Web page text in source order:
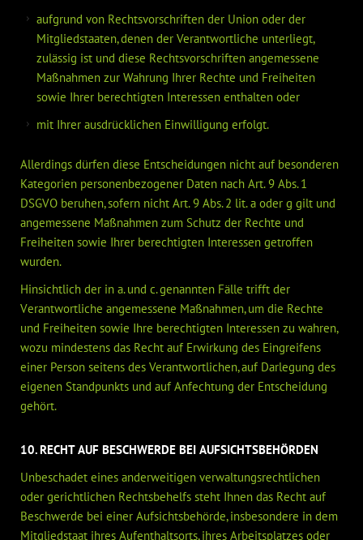
aufgrund von Rechtsvorschriften der Union oder der
Mitgliedstaaten, denen der Verantwortliche unterliegt,
zulässig ist und diese Rechtsvorschriften angemessene
Maßnahmen zur Wahrung Ihrer Rechte und Freiheiten
sowie Ihrer berechtigten Interessen enthalten oder
mit Ihrer ausdrücklichen Einwilligung erfolgt.
Allerdings dürfen diese Entscheidungen nicht auf besonderen
Kategorien personenbezogener Daten nach Art. 9 Abs. 1
DSGVO beruhen, sofern nicht Art. 9 Abs. 2 lit. a oder g gilt und
angemessene Maßnahmen zum Schutz der Rechte und
Freiheiten sowie Ihrer berechtigten Interessen getroffen
wurden.
Hinsichtlich der in a. und c. genannten Fälle trifft der
Verantwortliche angemessene Maßnahmen, um die Rechte
und Freiheiten sowie Ihre berechtigten Interessen zu wahren,
wozu mindestens das Recht auf Erwirkung des Eingreifens
einer Person seitens des Verantwortlichen, auf Darlegung des
eigenen Standpunkts und auf Anfechtung der Entscheidung
gehört.
10. RECHT AUF BESCHWERDE BEI AUFSICHTSBEHÖRDEN
Unbeschadet eines anderweitigen verwaltungsrechtlichen
oder gerichtlichen Rechtsbehelfs steht Ihnen das Recht auf
Beschwerde bei einer Aufsichtsbehörde, insbesondere in dem
Mitgliedstaat ihres Aufenthaltsorts, ihres Arbeitsplatzes oder